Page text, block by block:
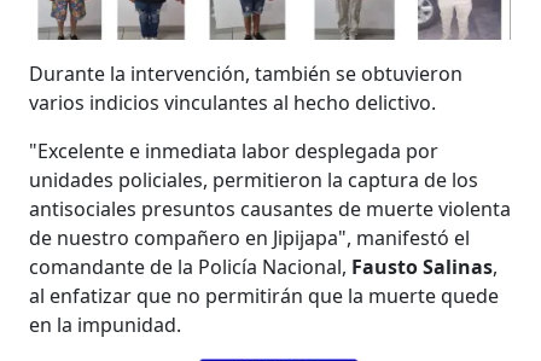
Durante la intervención, también se obtuvieron
varios indicios vinculantes al hecho delictivo.
"Excelente e inmediata labor desplegada por
unidades policiales, permitieron la captura de los
antisociales presuntos causantes de muerte violenta
de nuestro compañero en Jipijapa", manifestó el
comandante de la Policía Nacional, Fausto Salinas,
al enfatizar que no permitirán que la muerte quede
en la impunidad.